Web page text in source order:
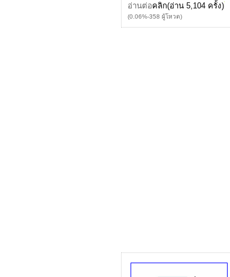
อ่านต่อคลิก(อ่าน 5,104 ครั้ง)
(0.06%-358 ผู้โหวต)